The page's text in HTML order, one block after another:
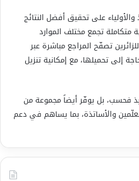
على تحقيق أفضل النتائج
متكاملة تجمع مختلف الموارد
تصفّح المراجع مباشرة عبر
إلى تحميلها، مع إمكانية تنزيل
فحسب، بل يوفّر أيضاً مجموعة من
والأساتذة، بما يساهم في دعم